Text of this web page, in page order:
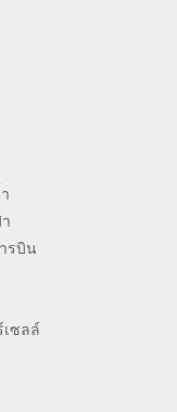
รบิน
ซลล์